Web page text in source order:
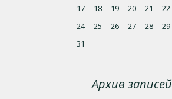
17
18 19 20 21 22
24
25 26 27 28 29
31
Архив записей